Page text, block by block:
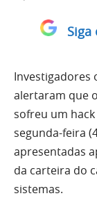
Investigadores
alertaram que
sofreu um
segunda-feira
apresentadas
da carteira do
sistemas.